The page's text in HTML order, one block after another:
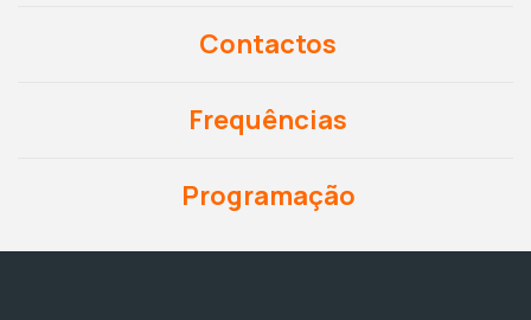
Contactos
Frequências
Programação